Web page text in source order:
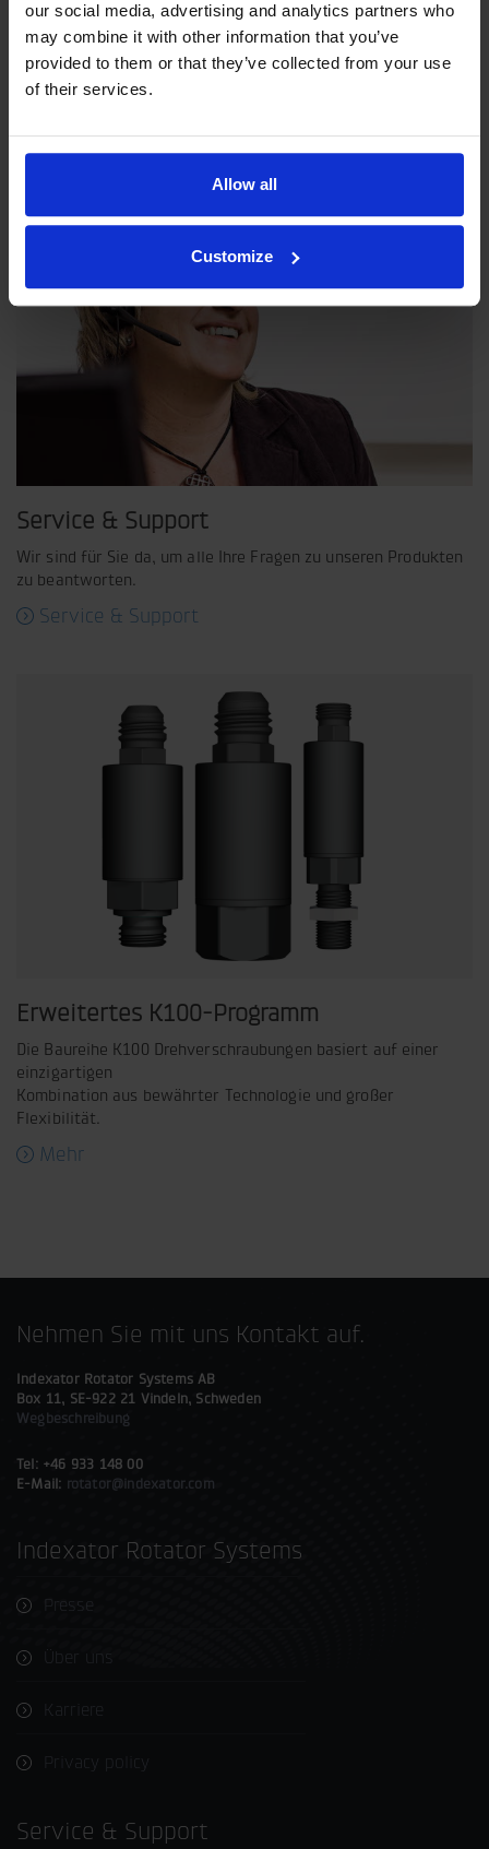
our social media, advertising and analytics partners who
may combine it with other information that you’ve
provided to them or that they’ve collected from your use
of their services.
Allow all
Customize
Unsere Philosophie
Die Indexator Rotator Systems AB hat eine
Service & Support
Wir sind für Sie da, um alle Ihre Fragen zu unseren Produkten
zu beantworten.
Service & Support
Erweitertes K100-Programm
Die Baureihe K100 Drehverschraubungen basiert auf einer
einzigartigen
Kombination aus bewährter Technologie und großer
Flexibilität.
Mehr
Nehmen Sie mit uns Kontakt auf.
Indexator Rotator Systems AB
Box 11, SE-922 21 Vindeln, Schweden
Wegbeschreibung
Tel: +46 933 148 00
E-Mail: rotator@indexator.com
Indexator Rotator Systems
Presse
Über uns
Karriere
Service & Support